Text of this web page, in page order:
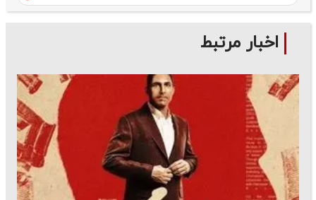
اخبار مرتبط